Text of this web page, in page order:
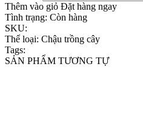
Thêm vào giỏ Đặt hàng ngay
Tình trạng: Còn hàng
SKU:
Thể loại: Chậu trồng cây
Tags:
SẢN PHẨM TƯƠNG TỰ